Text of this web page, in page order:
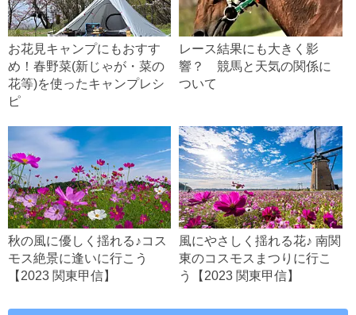
お花見キャンプにもおすす
め！春野菜(新じゃが・菜の
花等)を使ったキャンプレシ
ピ
レース結果にも大きく影
響？ 競馬と天気の関係に
ついて
秋の風に優しく揺れる♪コス
モス絶景に逢いに行こう
【2023 関東甲信】
風にやさしく揺れる花♪ 南関
東のコスモスまつりに行こ
う【2023 関東甲信】